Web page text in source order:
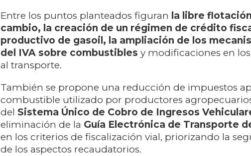
Entre los puntos planteados figuran la libre
cambio, la creación de un régimen de crédito
productivo de gasoil, la ampliación de los
del IVA sobre combustibles y modificaciones en
al transporte.
También se propone una reducción de impuestos
combustible utilizado por productores
del Sistema Único de Cobro de Ingresos
eliminación de la Guía Electrónica de Transporte
en los criterios de fiscalización vial, priorizando la
de los aspectos recaudatorios.